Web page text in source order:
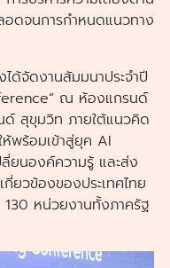
ดจนการกำหนดแนวทาง
ด้จัดงานสัมมนาประจำปี
ณ ห้องแกรนด์
ด์ สุขุมวิท ภายใต้แนวคิด
ห้พร้อมเข้าสู่ยุค AI
ยนองค์ความรู้ และส่ง
ยวข้องของประเทศไทย
หน่วยงานทั้งภาครัฐ